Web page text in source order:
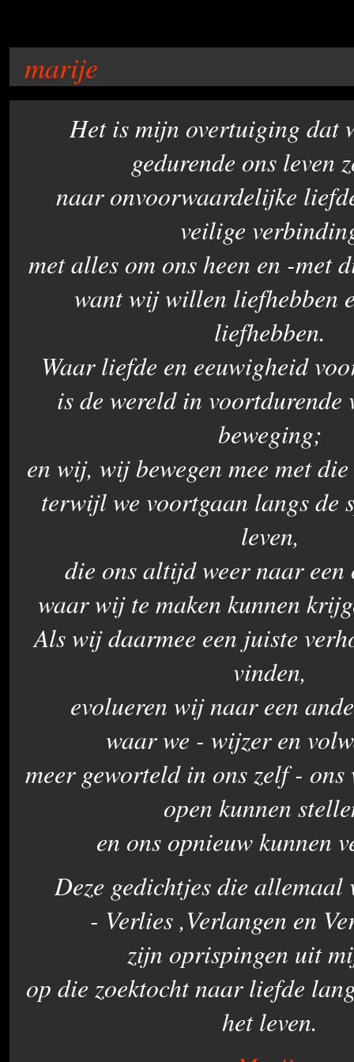
marije
Het is mijn overtuiging dat
gedurende ons leven
naar onvoorwaardelijke
veilige
met alles om ons heen en -met
want wij willen liefhebben
liefhebben.
Waar liefde en eeuwigheid
is de wereld in voortdurende
beweging;
en wij, wij bewegen mee met
terwijl we voortgaan langs de
leven,
die ons altijd weer naar
waar wij te maken kunnen
Als wij daarmee een juiste
vinden,
evolueren wij naar een
waar we - wijzer en
meer geworteld in ons zelf - ons
open kunnen
en ons opnieuw kunnen
Deze gedichtjes die allemaal
- Verlies ,Verlangen en
zijn oprispingen uit
op die zoektocht naar liefde
het leven.